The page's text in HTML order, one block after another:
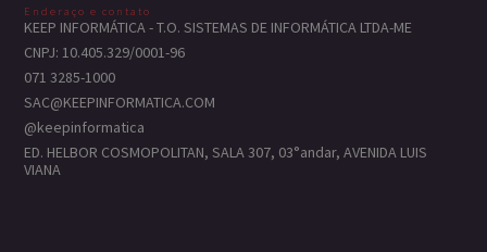
Enderaço e contato
KEEP INFORMÁTICA - T.O. SISTEMAS DE INFORMÁTICA LTDA-ME
CNPJ: 10.405.329/0001-96
071 3285-1000
SAC@KEEPINFORMATICA.COM
@keepinformatica
ED. HELBOR COSMOPOLITAN, SALA 307, 03°andar, AVENIDA LUIS
VIANA